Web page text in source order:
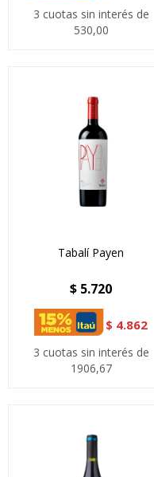
3 cuotas sin interés de
530,00
Tabalí Payen
$ 5.720
$ 4.862
3 cuotas sin interés de
1906,67